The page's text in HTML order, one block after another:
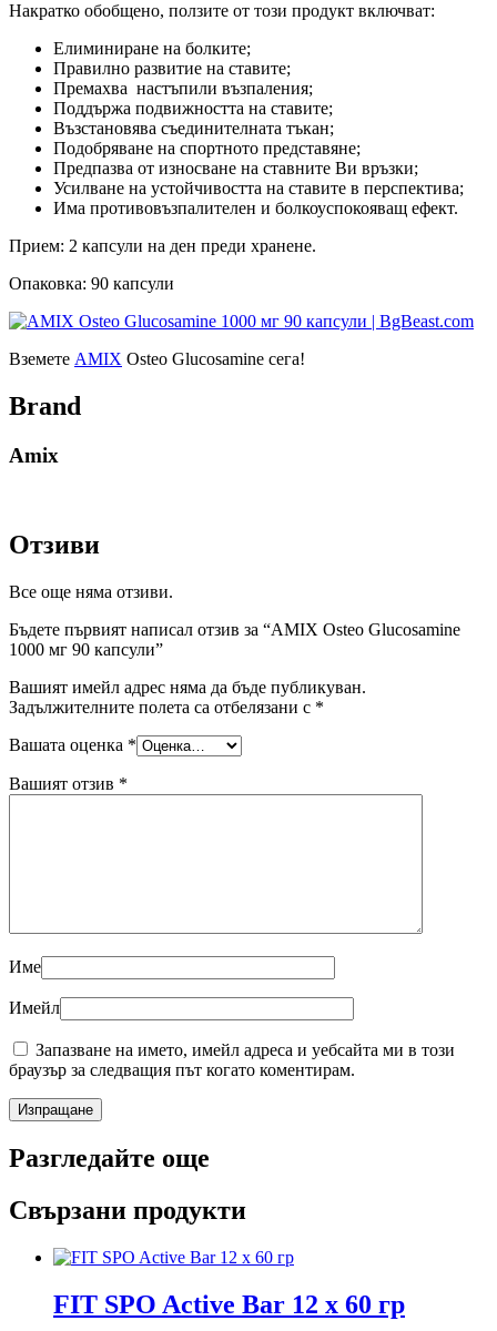
Накратко обобщено, ползите от този продукт включват:
Елиминиране на болките;
Правилно развитие на ставите;
Премахва настъпили възпаления;
Поддържа подвижността на ставите;
Възстановява съединителната тъкан;
Подобряване на спортното представяне;
Предпазва от износване на ставните Ви връзки;
Усилване на устойчивостта на ставите в перспектива;
Има противовъзпалителен и болкоуспокояващ ефект.
Прием: 2 капсули на ден преди хранене.
Опаковка: 90 капсули
Вземете AMIX Osteo Glucosamine сега!
Brand
Amix
Отзиви
Все още няма отзиви.
Бъдете първият написал отзив за “AMIX Osteo Glucosamine
1000 мг 90 капсули”
Вашият имейл адрес няма да бъде публикуван.
Задължителните полета са отбелязани с *
Вашата оценка *
Вашият отзив *
Име
Имейл
Запазване на името, имейл адреса и уебсайта ми в този
браузър за следващия път когато коментирам.
Разгледайте още
Свързани продукти
FIT SPO Active Bar 12 x 60 гр